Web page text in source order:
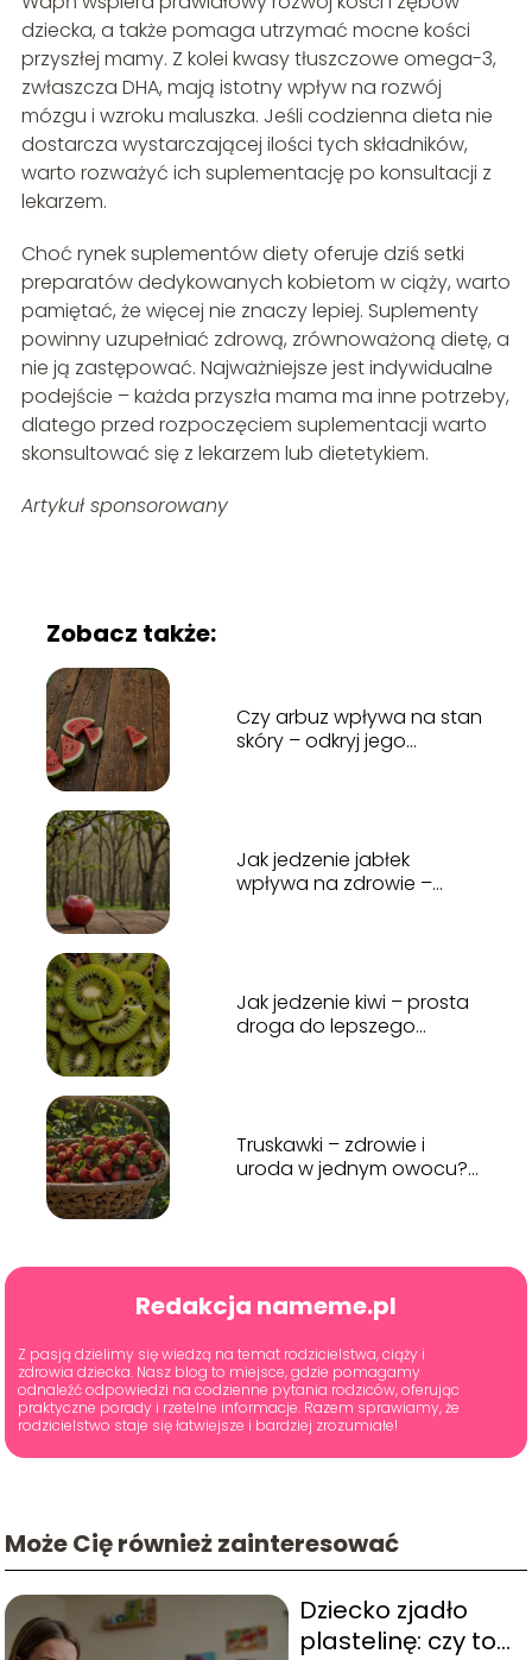
dziecka, a także pomaga utrzymać mocne kości
przyszłej mamy. Z kolei kwasy tłuszczowe omega-3,
zwłaszcza DHA, mają istotny wpływ na rozwój
mózgu i wzroku maluszka. Jeśli codzienna dieta nie
dostarcza wystarczającej ilości tych składników,
warto rozważyć ich suplementację po konsultacji z
lekarzem.
Choć rynek suplementów diety oferuje dziś setki
preparatów dedykowanych kobietom w ciąży, warto
pamiętać, że więcej nie znaczy lepiej. Suplementy
powinny uzupełniać zdrową, zrównoważoną dietę, a
nie ją zastępować. Najważniejsze jest indywidualne
podejście – każda przyszła mama ma inne potrzeby,
dlatego przed rozpoczęciem suplementacji warto
skonsultować się z lekarzem lub dietetykiem.
Artykuł sponsorowany
Zobacz także:
Czy arbuz wpływa na stan
skóry – odkryj jego
Jak jedzenie jabłek
wpływa na zdrowie –
Jak jedzenie kiwi – prosta
droga do lepszego
Truskawki – zdrowie i
uroda w jednym owocu?
Redakcja nameme.pl
Z pasją dzielimy się wiedzą na temat rodzicielstwa, ciąży i
zdrowia dziecka. Nasz blog to miejsce, gdzie pomagamy
odnaleźć odpowiedzi na codzienne pytania rodziców, oferując
praktyczne porady i rzetelne informacje. Razem sprawiamy, że
rodzicielstwo staje się łatwiejsze i bardziej zrozumiałe!
Może Cię również zainteresować
Dziecko zjadło
plastelinę: czy to